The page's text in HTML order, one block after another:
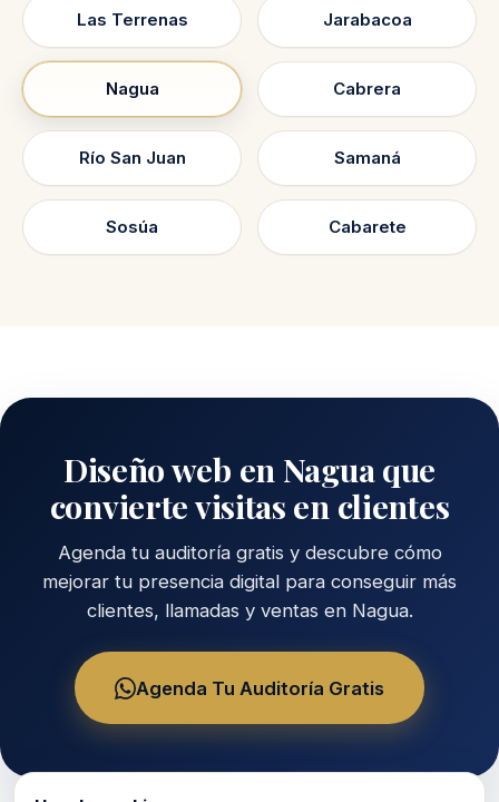
Las Terrenas Jarabacoa
Nagua Cabrera
Río San Juan Samaná
Sosúa Cabarete
Diseño web en Nagua que
convierte visitas en clientes
Agenda tu auditoría gratis y descubre cómo
mejorar tu presencia digital para conseguir más
clientes, llamadas y ventas en Nagua.
Agenda Tu Auditoría Gratis